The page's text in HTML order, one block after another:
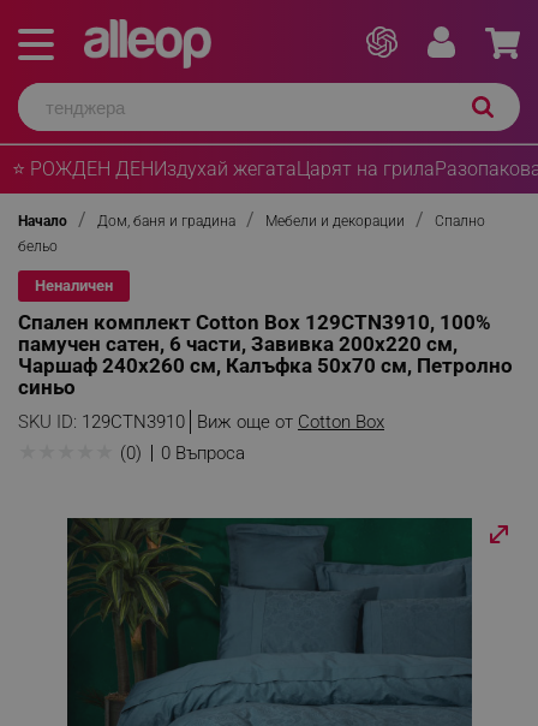
⭐ РОЖДЕН ДЕНИздухай жегатаЦарят на грила
Начало Дом, баня и градина Мебели и декорации
Спално
бельо
Неналичен
Спален комплект Cotton Box 129CTN3910, 100%
памучен сатен, 6 части, Завивка 200х220 см,
Чаршаф 240х260 см, Калъфка 50х70 см, Петролно
синьо
SKU ID: 129CTN3910 Виж още от Cotton Box
(0) 0 Въпроса